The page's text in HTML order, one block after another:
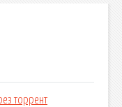
торрент